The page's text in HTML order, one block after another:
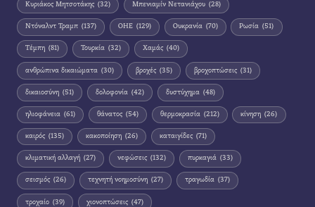
Κυριάκος Μητσοτάκης (32) Μπενιαμίν Νετανιάχου (28)
Ντόναλντ Τραμπ (137) ΟΗΕ (129) Ουκρανία (70) Ρωσία (51)
Τέμπη (81) Τουρκία (32) Χαμάς (40)
ανθρώπινα δικαιώματα (30) βροχές (35) βροχοπτώσεις (31)
δικαιοσύνη (51) δολοφονία (42) δυστύχημα (48)
ηλιοφάνεια (61) θάνατος (54) θερμοκρασία (212) κίνηση (26)
καιρός (135) κακοποίηση (26) καταιγίδες (71)
κλιματική αλλαγή (27) νεφώσεις (132) πυρκαγιά (33)
σεισμός (26) τεχνητή νοημοσύνη (27) τραγωδία (37)
τροχαίο (39) χιονοπτώσεις (47)